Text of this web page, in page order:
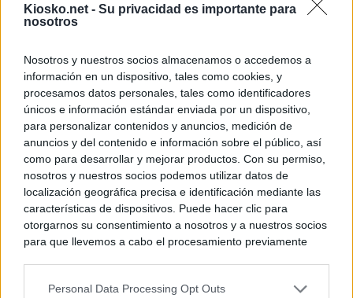
Kiosko.net - Su privacidad es importante para
nosotros
Nosotros y nuestros socios almacenamos o accedemos a
información en un dispositivo, tales como cookies, y
procesamos datos personales, tales como identificadores
únicos e información estándar enviada por un dispositivo,
para personalizar contenidos y anuncios, medición de
anuncios y del contenido e información sobre el público, así
como para desarrollar y mejorar productos. Con su permiso,
nosotros y nuestros socios podemos utilizar datos de
localización geográfica precisa e identificación mediante las
características de dispositivos. Puede hacer clic para
otorgarnos su consentimiento a nosotros y a nuestros socios
para que llevemos a cabo el procesamiento previamente
negar su consentimiento. Tenga en cuenta que algún
Personal Data Processing Opt Outs